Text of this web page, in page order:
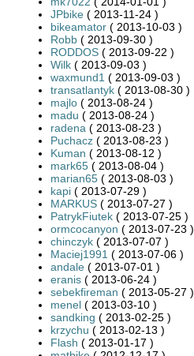
JPbike ( 2013-11-24 )
bikeamator ( 2013-10-03 )
Robb ( 2013-09-30 )
RODDOS ( 2013-09-22 )
Wilk ( 2013-09-03 )
waxmund1 ( 2013-09-03 )
transatlantyk ( 2013-08-30 )
majlo ( 2013-08-24 )
madu ( 2013-08-24 )
radena ( 2013-08-23 )
Puchacz ( 2013-08-23 )
Kuman ( 2013-08-12 )
mark65 ( 2013-08-04 )
marian65 ( 2013-08-03 )
kapi ( 2013-07-29 )
MARKUS ( 2013-07-27 )
PatrykFiutek ( 2013-07-25 )
ormcocanyon ( 2013-07-23 )
chinczyk ( 2013-07-07 )
Maciej1991 ( 2013-07-06 )
andale ( 2013-07-01 )
eranis ( 2013-06-24 )
sebekfireman ( 2013-05-27 )
menel ( 2013-03-10 )
sandking ( 2013-02-25 )
krzychu ( 2013-02-13 )
Flash ( 2013-01-17 )